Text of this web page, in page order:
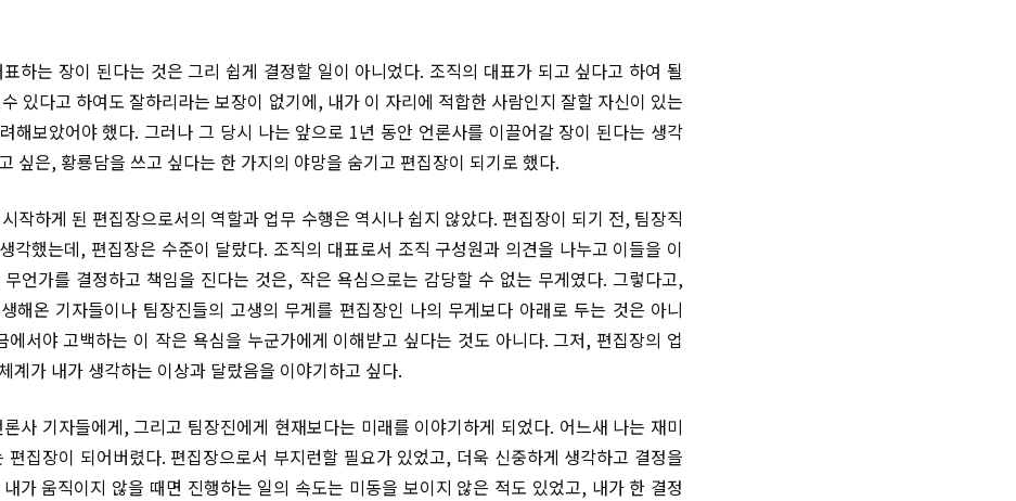
하는 장이 된다는 것은 그리 쉽게 결정할 일이 아니었다. 조직의 대표가 되고 싶다고 하여 될
있다고 하여도 잘하리라는 보장이 없기에, 내가 이 자리에 적합한 사람인지 잘할 자신이 있는
해보았어야 했다. 그러나 그 당시 나는 앞으로 1년 동안 언론사를 이끌어갈 장이 된다는 생각
싶은, 황룡담을 쓰고 싶다는 한 가지의 야망을 숨기고 편집장이 되기로 했다.
작하게 된 편집장으로서의 역할과 업무 수행은 역시나 쉽지 않았다. 편집장이 되기 전, 팀장직
각했는데, 편집장은 수준이 달랐다. 조직의 대표로서 조직 구성원과 의견을 나누고 이들을 이
언가를 결정하고 책임을 진다는 것은, 작은 욕심으로는 감당할 수 없는 무게였다. 그렇다고,
해온 기자들이나 팀장진들의 고생의 무게를 편집장인 나의 무게보다 아래로 두는 것은 아니
에서야 고백하는 이 작은 욕심을 누군가에게 이해받고 싶다는 것도 아니다. 그저, 편집장의 업
계가 내가 생각하는 이상과 달랐음을 이야기하고 싶다.
사 기자들에게, 그리고 팀장진에게 현재보다는 미래를 이야기하게 되었다. 어느새 나는 재미
편집장이 되어버렸다. 편집장으로서 부지런할 필요가 있었고, 더욱 신중하게 생각하고 결정을
가 움직이지 않을 때면 진행하는 일의 속도는 미동을 보이지 않은 적도 있었고, 내가 한 결정